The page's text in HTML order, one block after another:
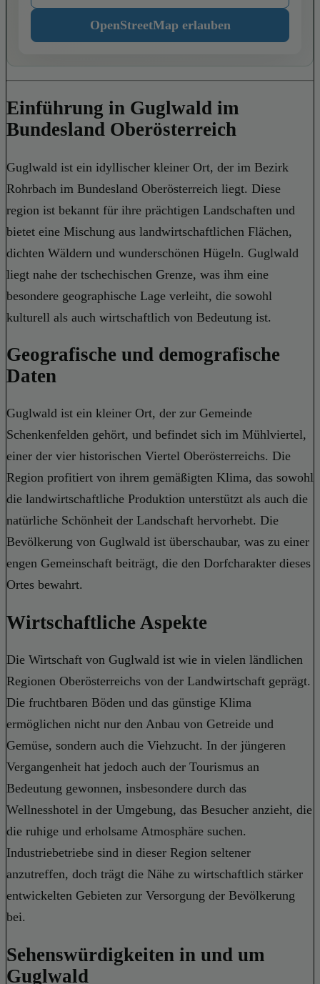
OpenStreetMap erlauben
Einführung in Guglwald im
Bundesland Oberösterreich
Guglwald ist ein idyllischer kleiner Ort, der im Bezirk
Rohrbach im Bundesland Oberösterreich liegt. Diese
region ist bekannt für ihre prächtigen Landschaften und
bietet eine Mischung aus landwirtschaftlichen Flächen,
dichten Wäldern und wunderschönen Hügeln. Guglwald
liegt nahe der tschechischen Grenze, was ihm eine
besondere geographische Lage verleiht, die sowohl
kulturell als auch wirtschaftlich von Bedeutung ist.
Geografische und demografische
Daten
Guglwald ist ein kleiner Ort, der zur Gemeinde
Schenkenfelden gehört, und befindet sich im Mühlviertel,
einer der vier historischen Viertel Oberösterreichs. Die
Region profitiert von ihrem gemäßigten Klima, das sowohl
die landwirtschaftliche Produktion unterstützt als auch die
natürliche Schönheit der Landschaft hervorhebt. Die
Bevölkerung von Guglwald ist überschaubar, was zu einer
engen Gemeinschaft beiträgt, die den Dorfcharakter dieses
Ortes bewahrt.
Wirtschaftliche Aspekte
Die Wirtschaft von Guglwald ist wie in vielen ländlichen
Regionen Oberösterreichs von der Landwirtschaft geprägt.
Die fruchtbaren Böden und das günstige Klima
ermöglichen nicht nur den Anbau von Getreide und
Gemüse, sondern auch die Viehzucht. In der jüngeren
Vergangenheit hat jedoch auch der Tourismus an
Bedeutung gewonnen, insbesondere durch das
Wellnesshotel in der Umgebung, das Besucher anzieht, die
die ruhige und erholsame Atmosphäre suchen.
Industriebetriebe sind in dieser Region seltener
anzutreffen, doch trägt die Nähe zu wirtschaftlich stärker
entwickelten Gebieten zur Versorgung der Bevölkerung
bei.
Sehenswürdigkeiten in und um
Guglwald